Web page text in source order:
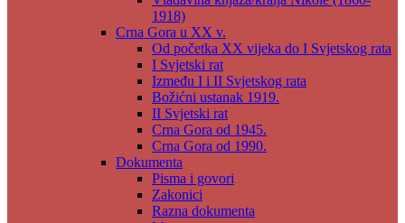
1918)
Crna Gora u XX v.
Od početka XX vijeka do I Svjetskog rata
I Svjetski rat
Između I i II Svjetskog rata
Božićni ustanak 1919.
II Svjetski rat
Crna Gora od 1945.
Crna Gora od 1990.
Dokumenta
Pisma i govori
Zakonici
Razna dokumenta